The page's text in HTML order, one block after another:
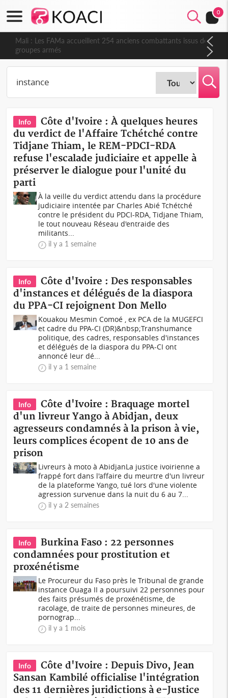
0
Mali : Les FAMa accueillent 254 anciens combattants issus de
groupes armés
Info
Côte d'Ivoire : À quelques heures
du verdict de l'Affaire Tchétché contre
Tidjane Thiam, le REM-PDCI-RDA
refuse l'escalade judiciaire et appelle à
préserver le dialogue pour l'unité du
parti
À la veille du verdict attendu dans la procédure
judiciaire intentée par Charles Abié Tchétché
contre le président du PDCI-RDA, Tidjane Thiam,
le tout nouveau Réseau d'entraide des
militants...
il y a 1 semaine
Info
Côte d'Ivoire : Des responsables
d'instances et délégués de la diaspora
du PPA-CI rejoignent Don Mello
Kouakou Mesmin Comoé , ex PCA de la MUGEFCI
et cadre du PPA-CI (DR)&nbsp;Transhumance
politique, des cadres, responsables d'instances
et délégués de la diaspora du PPA-CI ont
annoncé leur dé...
il y a 1 semaine
Info
Côte d'Ivoire : Braquage mortel
d'un livreur Yango à Abidjan, deux
agresseurs condamnés à la prison à vie,
leurs complices écopent de 10 ans de
prison
Livreurs à moto à AbidjanLa justice ivoirienne a
frappé fort dans l'affaire du meurtre d'un livreur
de la plateforme Yango, tué lors d'une violente
agression survenue dans la nuit du 6 au 7...
il y a 2 semaines
Info
Burkina Faso : 22 personnes
condamnées pour prostitution et
proxénétisme
Le Procureur du Faso près le Tribunal de grande
instance Ouaga II a poursuivi 22 personnes pour
des faits présumés de proxénétisme, de
racolage, de traite de personnes mineures, de
pornograp...
il y a 1 mois
Info
Côte d'Ivoire : Depuis Divo, Jean
Sansan Kambilé officialise l'intégration
des 11 dernières juridictions à e-Justice